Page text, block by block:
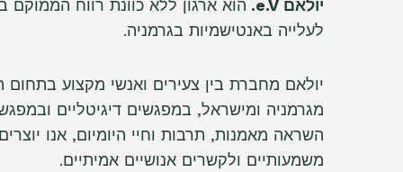
יולאם e.V.
הוא ארגון ללא כוונת רווח
לעלייה באנטישמיות בגרמניה.
יולאם מחברת בין צעירים ואנשי מקצוע בתחום
מגרמניה ומישראל, במפגשים דיגיטליים
השראה מאמנות, תרבות וחיי היומיום, אנו
משמעותיים ולקשרים אנושיים אמיתיים.